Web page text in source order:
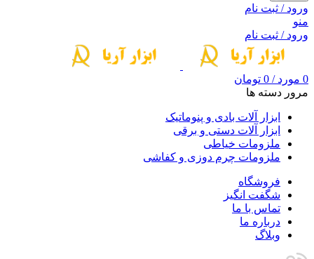
ورود / ثبت نام
منو
ورود / ثبت نام
0 مورد /
0 تومان
مرور دسته ها
ابزار آلات بادی و پنوماتیک
ابزار آلات دستی و برقی
ملزومات خیاطی
ملزومات چرم دوزی و کفاشی
فروشگاه
شگفت انگیز
تماس با ما
درباره ما
وبلاگ